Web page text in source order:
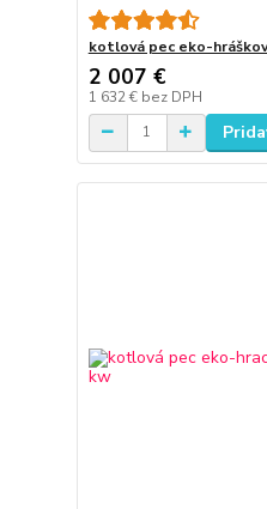
kotlová pec eko-
2 007 €
1 632 € bez DPH